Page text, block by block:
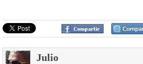
Julio